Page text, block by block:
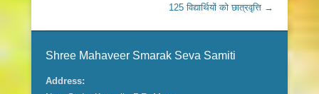
125 विद्यार्थियों को छात्रवृत्ति →
Shree Mahaveer Smarak Seva Samiti
Address: